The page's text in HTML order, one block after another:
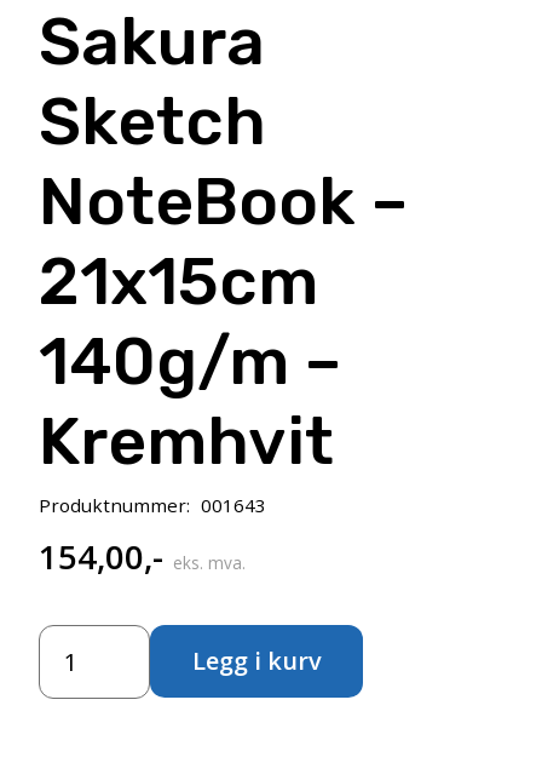
Sakura
Sketch
NoteBook –
21x15cm
140g/m –
Kremhvit
Produktnummer: 001643
154,00,- eks. mva.
Sakura
Sketch
NoteBook
Legg i kurv